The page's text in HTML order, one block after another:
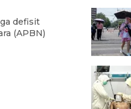
defisit
(APBN)